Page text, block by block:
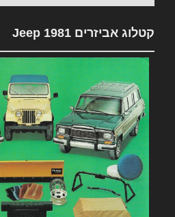
קטלוג אביזרים 1981 Jeep